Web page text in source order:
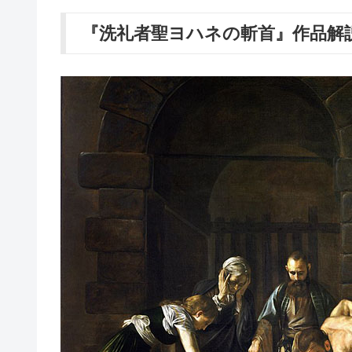
『洗礼者聖ヨハネの斬首』作品解